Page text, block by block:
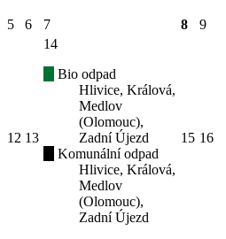
5 6 7 8 9
12 13
14
Bio odpad
Hlivice, Králová,
Medlov
(Olomouc),
Zadní Újezd
Komunální odpad
Hlivice, Králová,
Medlov
(Olomouc),
Zadní Újezd
15 16